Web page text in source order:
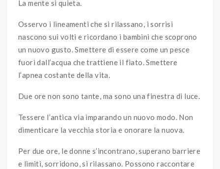
La mente si quieta.
Osservo i lineamenti che si rilassano, i sorrisi
nascono sui volti e ricordano i bambini che scoprono
un nuovo gusto. Smettere di essere come un pesce
fuori dall’acqua che trattiene il fiato. Smettere
l’apnea costante della vita.
Due ore non sono tante, ma sono una finestra di luce.
Tessere l’antica via imparando un nuovo modo. Non
dimenticare la vecchia storia e onorare la nuova.
Per due ore, le donne s’incontrano, superano barriere
e limiti, sorridono, si rilassano. Possono raccontare